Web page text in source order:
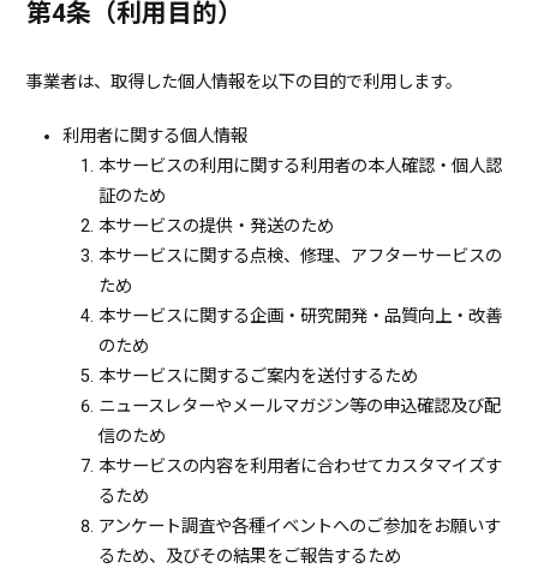
第4条（利用目的）
事業者は、取得した個人情報を以下の目的で利用します。
利用者に関する個人情報
本サービスの利用に関する利用者の本人確認・個人認
証のため
本サービスの提供・発送のため
本サービスに関する点検、修理、アフターサービスの
ため
本サービスに関する企画・研究開発・品質向上・改善
のため
本サービスに関するご案内を送付するため
ニュースレターやメールマガジン等の申込確認及び配
信のため
本サービスの内容を利用者に合わせてカスタマイズす
るため
アンケート調査や各種イベントへのご参加をお願いす
るため、及びその結果をご報告するため